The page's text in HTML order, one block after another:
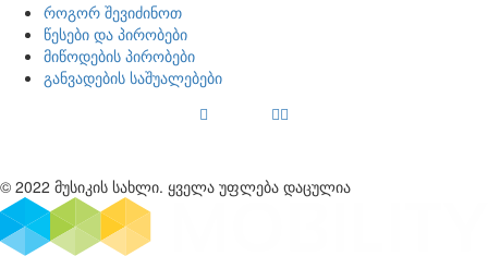
როგორ შევიძინოთ
წესები და პირობები
მიწოდების პირობები
განვადების საშუალებები
© 2022 მუსიკის სახლი. ყველა უფლება დაცულია